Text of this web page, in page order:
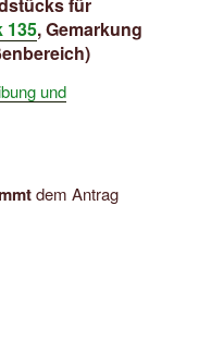
135, Gemarkung
und
dem Antrag